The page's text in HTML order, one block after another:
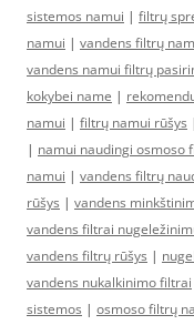
sistemos namui | filtrų
namui | vandens filtrų
vandens namui filtrų
kokybei name |
namui | filtrų namui rūšys
| namui naudingi osmoso
namui | vandens filtrų
rūšys | vandens
vandens filtrai
vandens filtrų rūšys |
vandens nukalkinimo filtrai
sistemos | osmoso filtrų